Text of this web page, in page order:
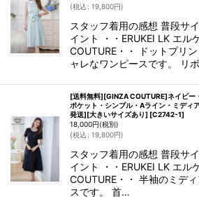
(税込 : 19,800円)
スタッフ着用の感想 普段サ
イント ・・ERUKEI LK エル
COUTURE・・ ドットプリ
ャレなワンピースです。 リ
[送料無料][GINZA COUTURE]ネイビー
ポケット・シンプル・Aライン・ミディ
発送][大きいサイズあり] [C2742-1]
18,000円(税別)
(税込 : 19,800円)
スタッフ着用の感想 普段サ
イント ・・ERUKEI LK エル
COUTURE・・ 半袖のミデ
スです。 首…